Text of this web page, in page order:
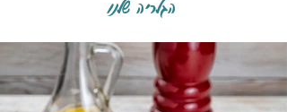
הגלריה שלנו